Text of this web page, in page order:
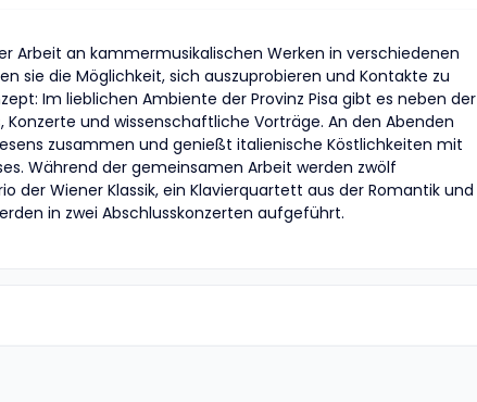
Arbeit an kammermusikalischen Werken in verschiedenen
sie die Möglichkeit, sich auszuprobieren und Kontakte zu
Im lieblichen Ambiente der Provinz Pisa gibt es neben der
und wissenschaftliche Vorträge. An den Abenden
zusammen und genießt italienische Köstlichkeiten mit
Während der gemeinsamen Arbeit werden zwölf
der Wiener Klassik, ein Klavierquartett aus der Romantik und
in zwei Abschlusskonzerten aufgeführt.